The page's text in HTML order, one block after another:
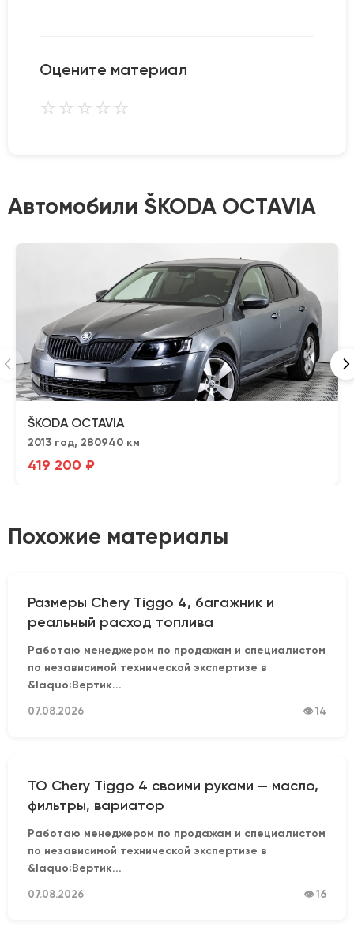
Оцените материал
⭐⭐⭐⭐⭐
Автомобили ŠKODA OCTAVIA
ŠKODA OCTAVIA
2013 год, 280940 км
419 200 ₽
Похожие материалы
Размеры Chery Tiggo 4, багажник и
реальный расход топлива
Работаю менеджером по продажам и специалистом
по независимой технической экспертизе в
&laquo;Вертик...
07.08.2026 👁 14
ТО Chery Tiggo 4 своими руками — масло,
фильтры, вариатор
Работаю менеджером по продажам и специалистом
по независимой технической экспертизе в
&laquo;Вертик...
07.08.2026 👁 16